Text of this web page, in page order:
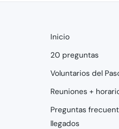
Inicio
20 preguntas
Voluntarios del
Reuniones +
Preguntas
llegados